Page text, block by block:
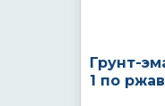
Грунт-
1 по